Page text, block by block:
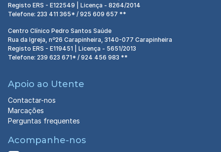
Registo ERS - E122549 | Licença - 8264/2014
Telefone: 233 411 365* / 925 609 657 **
Centro Clínico Pedro Santos Saúde
Rua da Igreja, nº26 Carapinheira, 3140-077 Carapinheira
Registo ERS - E119451 | Licença - 5651/2013
Telefone: 239 623 671* / 924 456 983 **
Apoio ao Utente
Contactar-nos
Marcações
Perguntas frequentes
Acompanhe-nos